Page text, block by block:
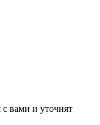
вами и уточнят